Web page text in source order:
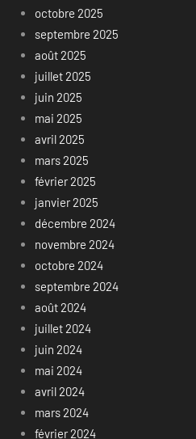
octobre 2025
septembre 2025
août 2025
juillet 2025
juin 2025
mai 2025
avril 2025
mars 2025
février 2025
janvier 2025
décembre 2024
novembre 2024
octobre 2024
septembre 2024
août 2024
juillet 2024
juin 2024
mai 2024
avril 2024
mars 2024
février 2024